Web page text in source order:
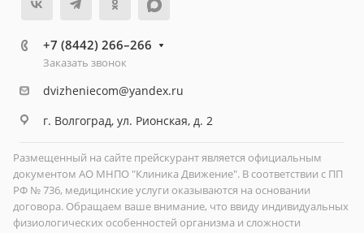
+7 (8442) 266–266
Заказать звонок
dvizheniecom@yandex.ru
г. Волгоград, ул. Рионская, д. 2
Размещенный на сайте прейскурант является официальным
документом АО МНПО "Клиника Движение". В соответствии с ПП
РФ № 736, медицинские услуги оказываются на основании
договора. Обращаем ваше внимание, что ввиду индивидуальных
физиологических особенностей организма и сложности